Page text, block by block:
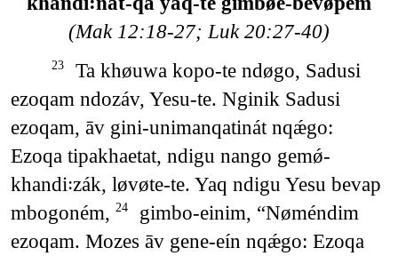
(Mak 12:18-27; Luk 20:27-40)
23
Ta khøuwa kopo-te ndøgo, Sadusi
ezoqam ndozáv, Yesu-te. Nginik Sadusi
ezoqam, āv gini-unimanqatinát nqǽgo:
Ezoqa tipakhaetat, ndigu nango gemǿ-
khandi꞉zák, løvøte-te. Yaq ndigu Yesu bevap
mbogoném, 24
gimbo-einim, “Nøméndim
ezoqam. Mozes āv gene-eín nqǽgo: Ezoqa